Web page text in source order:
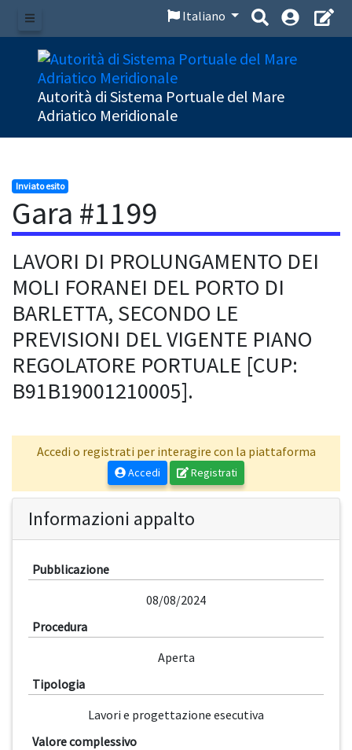
Menu
Italiano
Autorità di Sistema Portuale del Mare
Adriatico Meridionale
Inviato esito
Gara #1199
LAVORI DI PROLUNGAMENTO DEI
MOLI FORANEI DEL PORTO DI
BARLETTA, SECONDO LE
PREVISIONI DEL VIGENTE PIANO
REGOLATORE PORTUALE [CUP:
B91B19001210005].
Accedi o registrati per interagire con la piattaforma
Accedi Registrati
Informazioni appalto
Pubblicazione
08/08/2024
Procedura
Aperta
Tipologia
Lavori e progettazione esecutiva
Valore complessivo